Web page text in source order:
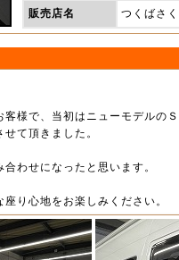
販売店名 つくばさ
様で、当初はニューモデルの
て頂きました。
わせになったと思います。
り心地をお楽しみください。